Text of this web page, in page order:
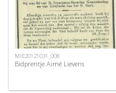
MIE20121031_008
Bidprentje Aimé Lievens